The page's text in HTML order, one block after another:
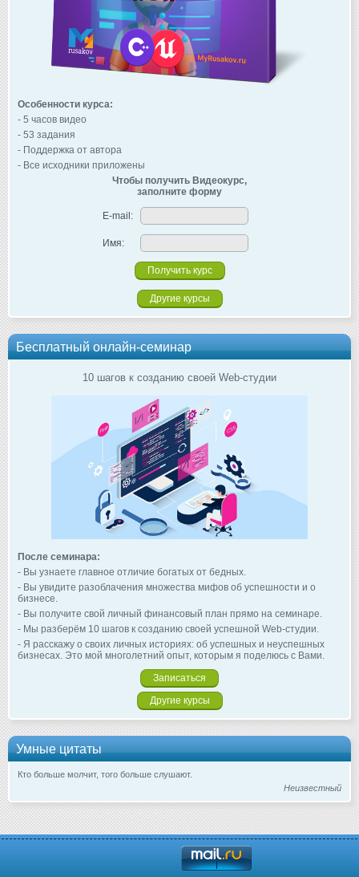
Особенности курса:
- 5 часов видео
- 53 задания
- Поддержка от автора
- Все исходники приложены
Чтобы получить Видеокурс,
заполните форму
E-mail:
Имя:
Другие курсы
Бесплатный онлайн-семинар
10 шагов к созданию своей Web-студии
После семинара:
- Вы узнаете главное отличие богатых от бедных.
- Вы увидите разоблачения множества мифов об успешности и о
бизнесе.
- Вы получите свой личный финансовый план прямо на семинаре.
- Мы разберём 10 шагов к созданию своей успешной Web-студии.
- Я расскажу о своих личных историях: об успешных и неуспешных
бизнесах. Это мой многолетний опыт, которым я поделюсь с Вами.
Записаться
Другие курсы
Умные цитаты
Кто больше молчит, того больше слушают.
Неизвестный